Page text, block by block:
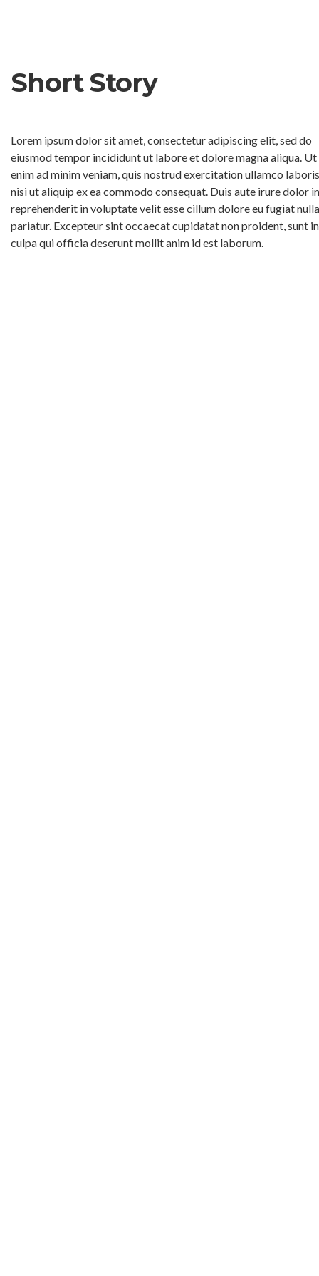
Short Story
Lorem ipsum dolor sit amet, consectetur adipiscing elit, sed do
eiusmod tempor incididunt ut labore et dolore magna aliqua. Ut
enim ad minim veniam, quis nostrud exercitation ullamco laboris
nisi ut aliquip ex ea commodo consequat. Duis aute irure dolor in
reprehenderit in voluptate velit esse cillum dolore eu fugiat nulla
pariatur. Excepteur sint occaecat cupidatat non proident, sunt in
culpa qui officia deserunt mollit anim id est laborum.